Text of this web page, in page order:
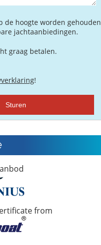
de hoogte worden gehouden
jachtaanbiedingen.
graag betalen.
!
Sturen
from